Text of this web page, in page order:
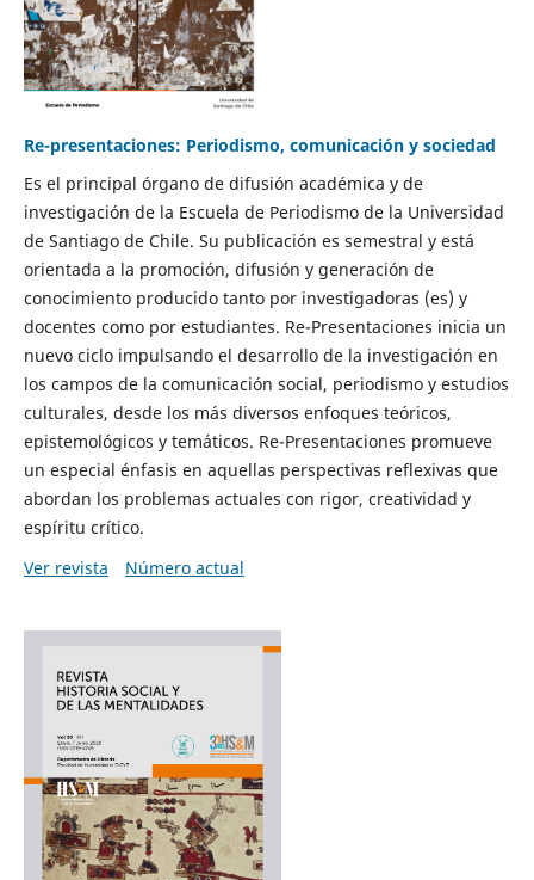
Re-presentaciones: Periodismo, comunicación y sociedad
Es el principal órgano de difusión académica y de
investigación de la Escuela de Periodismo de la Universidad
de Santiago de Chile. Su publicación es semestral y está
orientada a la promoción, difusión y generación de
conocimiento producido tanto por investigadoras (es) y
docentes como por estudiantes. Re-Presentaciones inicia un
nuevo ciclo impulsando el desarrollo de la investigación en
los campos de la comunicación social, periodismo y estudios
culturales, desde los más diversos enfoques teóricos,
epistemológicos y temáticos. Re-Presentaciones promueve
un especial énfasis en aquellas perspectivas reflexivas que
abordan los problemas actuales con rigor, creatividad y
espíritu crítico.
Ver revista
Número actual